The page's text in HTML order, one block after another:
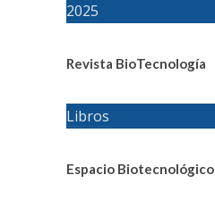
2025
Revista BioTecnología
Libros
Espacio Biotecnológico